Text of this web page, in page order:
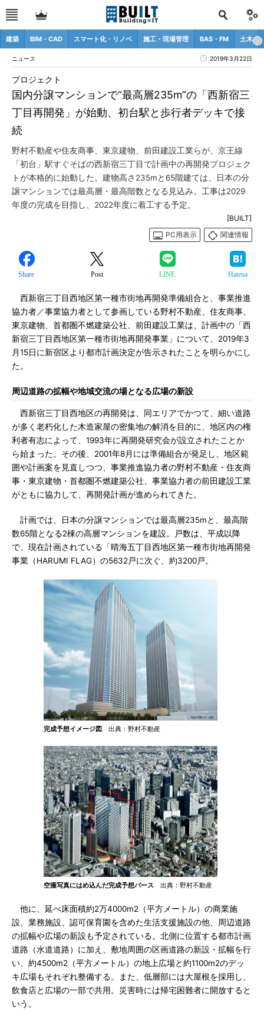
建築 BIM・CAD スマート化・リノベ 施工・現場管理 BAS・FM 土木
ニュース 2019年3月22日
国内分譲マンションで“最高層235m”の「西新宿三
丁目再開発」が始動、初台駅と歩行者デッキで接
続
プロジェクト
野村不動産や住友商事、東京建物、前田建設工業らが、京王線
「初台」駅すぐそばの西新宿三丁目で計画中の再開発プロジェク
トが本格的に始動した。建物高さ235mと65階建ては、日本の分
譲マンションでは最高層・最高階数となる見込み。工事は2029
年度の完成を目指し、2022年度に着工する予定。
[BUILT]
PC用表示
関連情報
Share Post LINE Hatena
西新宿三丁目西地区第一種市街地再開発準備組合と、事業推進
協力者／事業協力者として参画している野村不動産、住友商事、
東京建物、首都圏不燃建築公社、前田建設工業は、計画中の「西
新宿三丁目西地区第一種市街地再開発事業」について、2019年3
月15日に新宿区より都市計画決定が告示されたことを明らかにし
た。
周辺道路の拡幅や地域交流の場となる広場の新設
西新宿三丁目西地区の再開発は、同エリアでかつて、細い道路
が多く老朽化した木造家屋の密集地の解消を目的に、地区内の権
利者有志によって、1993年に再開発研究会が設立されたことか
ら始まった。その後、2001年8月には準備組合が発足し、地区範
囲や計画案を見直しつつ、事業推進協力者の野村不動産・住友商
事・東京建物・首都圏不燃建築公社、事業協力者の前田建設工業
がともに協力して、再開発計画が進められてきた。
計画では、日本の分譲マンションでは最高層235mと、最高階
数65階となる2棟の高層マンションを建設。戸数は、平成以降
で、現在計画されている「晴海五丁目西地区第一種市街地再開発
事業（HARUMI FLAG）の5632戸に次ぐ、約3200戸。
完成予想イメージ図 出典：野村不動産
空撮写真にはめ込んだ完成予想パース 出典：野村不動産
他に、延べ床面積約2万4000m2（平方メートル）の商業施
設、業務施設、認可保育園を含めた生活支援施設の他、周辺道路
の拡幅や広場の新設も予定されている。北側に位置する都市計画
道路（水道道路）に加え、敷地周囲の区画道路の新設・拡幅を行
い、約4500m2（平方メートル）の地上広場と約1100m2のデッ
キ広場もそれぞれ整備する。また、低層部には大屋根を採用し、
飲食店と広場の一部で共用。災害時には帰宅困難者に開放すると
いう。